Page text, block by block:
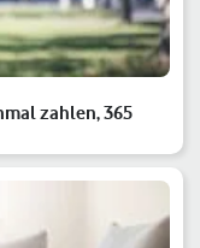
zahlen, 365